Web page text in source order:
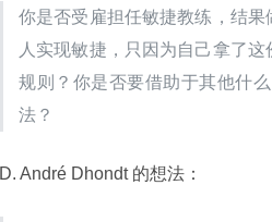
你是否受雇担任敏捷教练，结
人实现敏捷，只因为自己拿了
规则？你是否要借助于其他什
法？
D. André Dhondt 的想法：